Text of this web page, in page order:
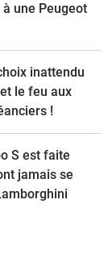
une Peugeot
inattendu
le feu aux
!
S est faite
jamais se